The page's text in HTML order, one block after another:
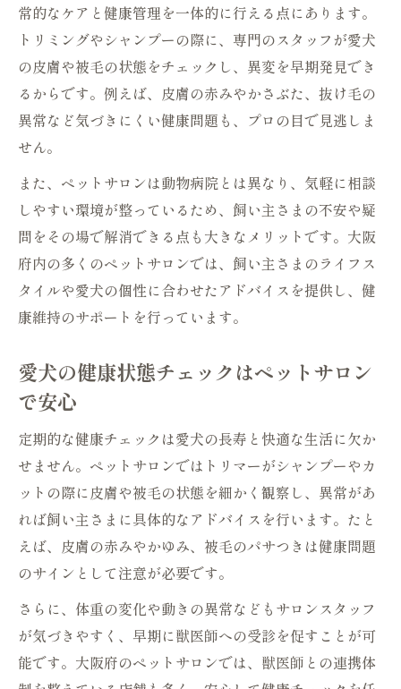
ペットサロンの健康相談が大阪府で選ばれ
る理由
大阪府のペットサロン最新トレンドと特徴
を紹介
大阪府のペットサロンで安心ケアを受ける
方法
健康も相談できるペットサロン選びの極意
ペットサロン選びで重視すべき健康相談対
応力
健康相談が得意なペットサロンの見分け方
しよう
コツ
ペットサロンの健康相談サービス内容を比
較
高齢犬のケア相談に強いペットサロンを見極め
る
高齢犬のための健康相談ができるペットサ
ロン
シニア犬ケアに特化したペットサロンの探
し方
常的なケアと健康管理を一体的に行える点にあります。
トリミングやシャンプーの際に、専門のスタッフが愛犬
の皮膚や被毛の状態をチェックし、異変を早期発見でき
るからです。例えば、皮膚の赤みやかさぶた、抜け毛の
異常など気づきにくい健康問題も、プロの目で見逃しま
せん。
また、ペットサロンは動物病院とは異なり、気軽に相談
しやすい環境が整っているため、飼い主さまの不安や疑
問をその場で解消できる点も大きなメリットです。大阪
府内の多くのペットサロンでは、飼い主さまのライフス
タイルや愛犬の個性に合わせたアドバイスを提供し、健
康維持のサポートを行っています。
愛犬の健康状態チェックはペットサロン
で安心
定期的な健康チェックは愛犬の長寿と快適な生活に欠か
せません。ペットサロンではトリマーがシャンプーやカ
ットの際に皮膚や被毛の状態を細かく観察し、異常があ
れば飼い主さまに具体的なアドバイスを行います。たと
えば、皮膚の赤みやかゆみ、被毛のパサつきは健康問題
のサインとして注意が必要です。
さらに、体重の変化や動きの異常などもサロンスタッフ
が気づきやすく、早期に獣医師への受診を促すことが可
能です。大阪府のペットサロンでは、獣医師との連携体